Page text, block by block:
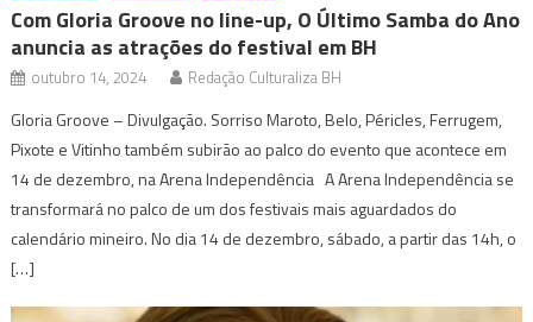
Com Gloria Groove no line-up, O Último Samba do Ano
anuncia as atrações do festival em BH
outubro 14, 2024 Redação Culturaliza BH
Gloria Groove – Divulgação. Sorriso Maroto, Belo, Péricles, Ferrugem,
Pixote e Vitinho também subirão ao palco do evento que acontece em
14 de dezembro, na Arena Independência A Arena Independência se
transformará no palco de um dos festivais mais aguardados do
calendário mineiro. No dia 14 de dezembro, sábado, a partir das 14h, o
[…]